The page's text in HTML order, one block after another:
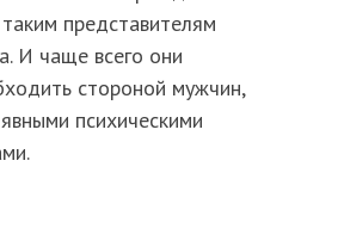
представителям
И чаще всего они
стороной мужчин,
психическими